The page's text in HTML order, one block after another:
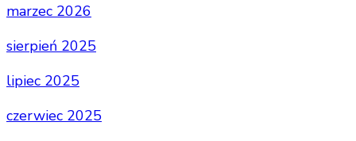
marzec 2026
sierpień 2025
lipiec 2025
czerwiec 2025